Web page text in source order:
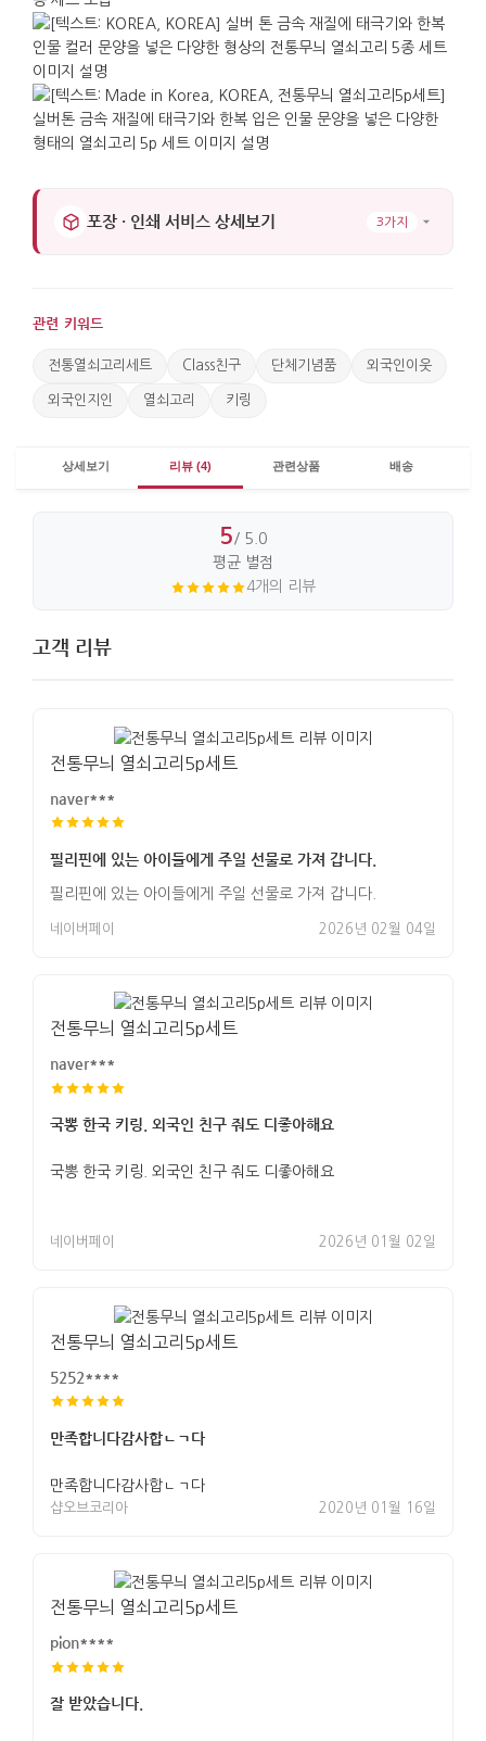
이 열쇠고리는 열쇠에 달아 쓰는 기본 용도 외에도
가방 지퍼, 파우치, 카드지갑, 여행 캐리어 손잡이 등
다양한 곳에 활용할 수 있습니다. 외국인 방문
기념품이나 국제행사 답례품, 기관 교류 선물로 특히
어울리며, 매일 쓰는 물건에 달아두면 한국과의 만남과
요소를 분명하게 전달할 수 있어, 방문단이나 세미나
포장 · 인쇄 서비스 상세보기 3가지
관련 키워드
전통열쇠고리세트 Class친구 단체기념품 외국인이웃
외국인지인 열쇠고리 키링
상세보기 리뷰 (4) 관련상품 배송
5/ 5.0
평균 별점
4개의 리뷰
고객 리뷰
전통무늬 열쇠고리5p세트
naver***
필리핀에 있는 아이들에게 주일 선물로 가져 갑니다.
필리핀에 있는 아이들에게 주일 선물로 가져 갑니다.
네이버페이 2026년 02월 04일
전통무늬 열쇠고리5p세트
naver***
국뽕 한국 키링. 외국인 친구 줘도 디좋아해요
국뽕 한국 키링. 외국인 친구 줘도 디좋아해요
네이버페이 2026년 01월 02일
전통무늬 열쇠고리5p세트
5252****
만족합니다감사합ㄴㄱ다
만족합니다감사합ㄴㄱ다
샵오브코리아 2020년 01월 16일
전통무늬 열쇠고리5p세트
pion****
잘 받았습니다.